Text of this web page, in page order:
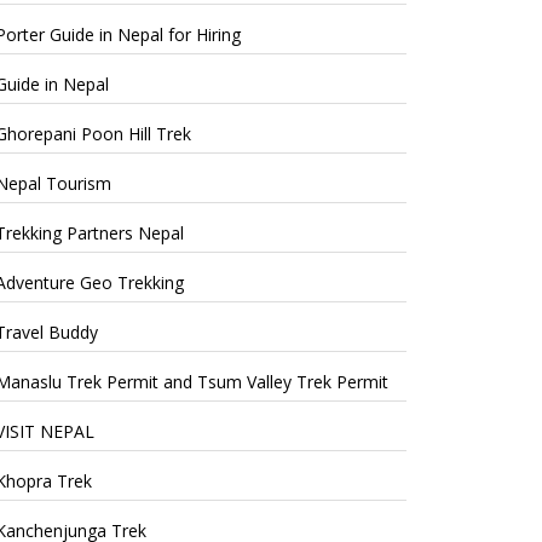
Guide in Nepal for Hiring
in Nepal
Poon Hill Trek
Tourism
Partners Nepal
Geo Trekking
Buddy
Trek Permit and Tsum Valley Trek Permit
NEPAL
Trek
Trek